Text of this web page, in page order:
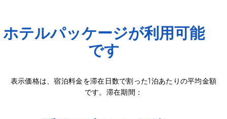
ホテルパッケージが利用可能
です
表示価格は、宿泊料金を滞在日数で割った1泊あたりの平均金額
です。滞在期間：